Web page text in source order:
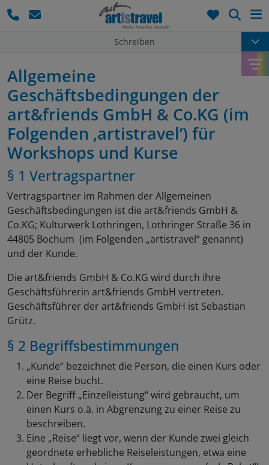
Schreiben
Allgemeine
Geschäftsbedingungen der
art&friends GmbH & Co.KG (im
Folgenden ‚artistravel’) für
Workshops und Kurse
§ 1 Vertragspartner
Vertragspartner im Rahmen der Allgemeinen
Geschäftsbedingungen ist die art&friends GmbH &
Co.KG; Kulturwerk Lothringen, Lothringer Straße 36 in
44805 Bochum (im Folgenden „artistravel“ genannt)
und der Kunde.
Die art&friends GmbH & Co.KG wird durch ihre
Geschäftsführerin art&friends GmbH vertreten.
Geschäftsführer der art&friends GmbH ist Sebastian
Grütz.
§ 2 Begriffsbestimmungen
„Kunde“ bezeichnet die Person, die einen Kurs oder
eine Reise bucht.
Der Begriff „Einzelleistung“ wird gebraucht, um
einen Kurs o.ä. in Abgrenzung zu einer Reise zu
beschreiben.
Eine „Reise“ liegt vor, wenn der Kunde zwei gleich
geordnete erhebliche Reiseleistungen, etwa eine